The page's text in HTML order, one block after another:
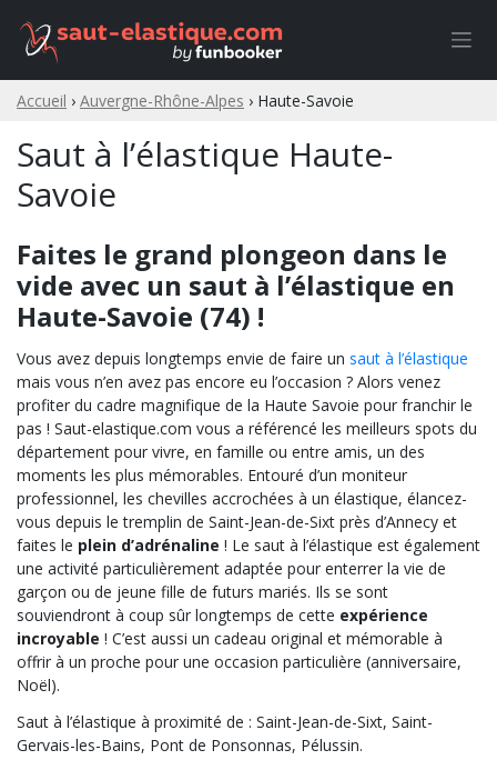
content
Accueil › Auvergne-Rhône-Alpes › Haute-Savoie
Saut à l’élastique Haute-
Savoie
Faites le grand plongeon dans le
vide avec un saut à l’élastique en
Haute-Savoie (74) !
Vous avez depuis longtemps envie de faire un saut à l’élastique
mais vous n’en avez pas encore eu l’occasion ? Alors venez
profiter du cadre magnifique de la Haute Savoie pour franchir le
pas ! Saut-elastique.com vous a référencé les meilleurs spots du
département pour vivre, en famille ou entre amis, un des
moments les plus mémorables. Entouré d’un moniteur
professionnel, les chevilles accrochées à un élastique, élancez-
vous depuis le tremplin de Saint-Jean-de-Sixt près d’Annecy et
faites le plein d’adrénaline ! Le saut à l’élastique est également
une activité particulièrement adaptée pour enterrer la vie de
garçon ou de jeune fille de futurs mariés. Ils se sont
souviendront à coup sûr longtemps de cette expérience
incroyable ! C’est aussi un cadeau original et mémorable à
offrir à un proche pour une occasion particulière (anniversaire,
Noël).
Saut à l’élastique à proximité de : Saint-Jean-de-Sixt, Saint-
Gervais-les-Bains, Pont de Ponsonnas, Pélussin.